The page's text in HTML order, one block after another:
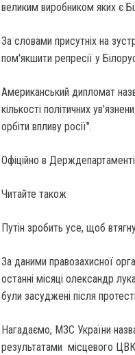
великим виробником яких є
За словами присутніх на
пом'якшити репресії у
Американський дипломат
кількості політичних
орбіти впливу росії".
Офіційно в
Читайте також
Путін зробить усе, щоб
За даними правозахисної
останні місяці олександр
були засуджені після
Нагадаємо, МЗС України
результатами місцевого